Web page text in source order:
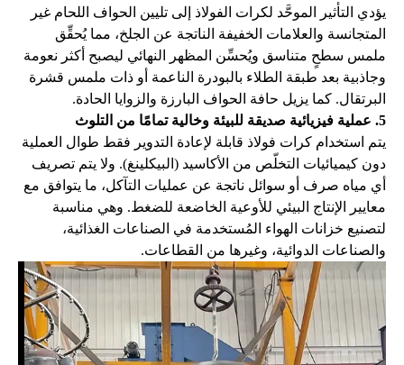
يؤدي التأثير الموحَّد لكرات الفولاذ إلى تليين الحواف اللحام غير
المتجانسة والعلامات الخفيفة الناتجة عن الجلخ، مما يُحقِّق
ملمس سطحٍ متناسق ويُحسِّن المظهر النهائي ليصبح أكثر نعومة
وجاذبية بعد طبقة الطلاء بالبودرة الناعمة أو ذات ملمس قشرة
البرتقال. كما يزيل حافة الحواف البارزة والزوايا الحادة.
5. عملية فيزيائية صديقة للبيئة وخالية تمامًا من التلوث
يتم استخدام كرات فولاذ قابلة لإعادة التدوير فقط طوال العملية
دون كيميائيات التخلّص من الأكاسيد (البيكلينغ). ولا يتم تصريف
أي مياه صرف أو سوائل ناتجة عن عمليات التآكل، ما يتوافق مع
معايير الإنتاج البيئي للأوعية الخاضعة للضغط. وهي مناسبة
لتصنيع خزانات الهواء المُستخدمة في الصناعات الغذائية،
والصناعات الدوائية، وغيرها من القطاعات.